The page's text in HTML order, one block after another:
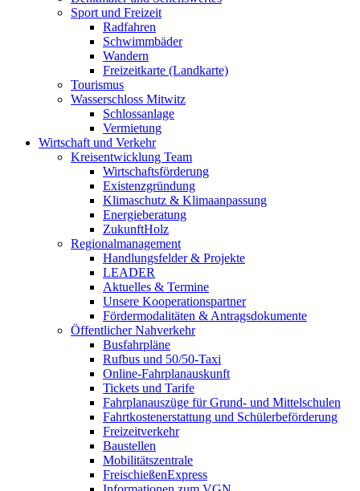
Sport und Freizeit
Radfahren
Schwimmbäder
Wandern
Freizeitkarte (Landkarte)
Tourismus
Wasserschloss Mitwitz
Schlossanlage
Vermietung
Wirtschaft und Verkehr
Kreisentwicklung Team
Wirtschaftsförderung
Existenzgründung
Klimaschutz & Klimaanpassung
Energieberatung
ZukunftHolz
Regionalmanagement
Handlungsfelder & Projekte
LEADER
Aktuelles & Termine
Unsere Kooperationspartner
Fördermodalitäten & Antragsdokumente
Öffentlicher Nahverkehr
Busfahrpläne
Rufbus und 50/50-Taxi
Online-Fahrplanauskunft
Tickets und Tarife
Fahrplanauszüge für Grund- und Mittelschulen
Fahrtkostenerstattung und Schülerbeförderung
Freizeitverkehr
Baustellen
Mobilitätszentrale
FreischießenExpress